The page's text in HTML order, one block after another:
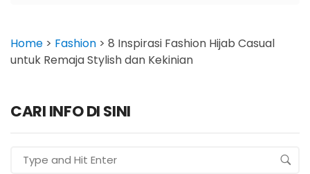
Home > Fashion > 8 Inspirasi Fashion Hijab Casual
untuk Remaja Stylish dan Kekinian
CARI INFO DI SINI